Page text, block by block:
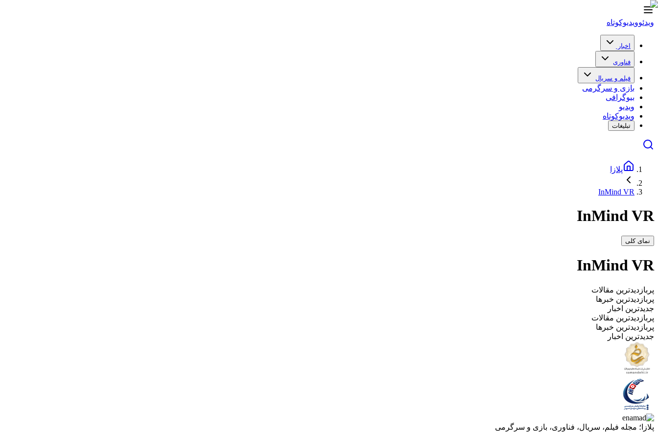
ویدئوویدیو‌کوتاه
اخبار
فناوری
فیلم و سریال
بازی و سرگرمی
بیوگرافی
ویدیو
ویدیو‌کوتاه
تبلیغات
پلازا
InMind VR
InMind VR
نمای کلی
InMind VR
پربازدیدترین مقالات
پربازدیدترین خبرها
جدیدترین اخبار
پربازدیدترین مقالات
پربازدیدترین خبرها
جدیدترین اخبار
پلازا؛ مجله فیلم، سریال، فناوری، بازی و سرگرمی